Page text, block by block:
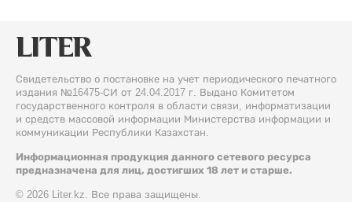
Свидетельство о постановке на учет периодического печатного
издания №16475-СИ от 24.04.2017 г. Выдано Комитетом
государственного контроля в области связи, информатизации
и средств массовой информации Министерства информации и
коммуникации Республики Казахстан.
Информационная продукция данного сетевого ресурса
предназначена для лиц, достигших 18 лет и старше.
© 2026 Liter.kz. Все права защищены.